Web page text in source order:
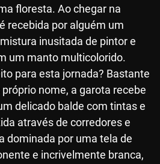
floresta. Ao chegar na
recebida por alguém um
inusitada de pintor e
um manto multicolorido.
para esta jornada? Bastante
nome, a garota recebe
delicado balde com tintas e
através de corredores e
dominada por uma tela de
e incrivelmente branca,